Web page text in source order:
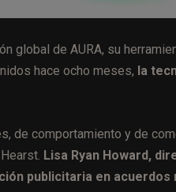
global de AURA, su
hace ocho meses, la
de comportamiento y de
Lisa Ryan Howard,
publicitaria en